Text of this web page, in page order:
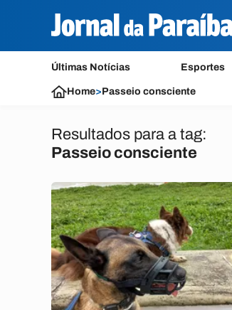
Últimas Notícias Esportes
Home>Passeio consciente
Resultados para a tag:
Passeio consciente